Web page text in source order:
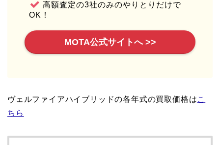
高額査定の3社のみのやりとりだけで
OK！
MOTA公式サイトへ >>
ヴェルファイアハイブリッドの各年式の買取価格はこ
ちら